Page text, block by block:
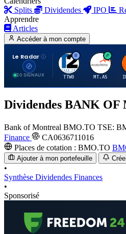
Splits
Dividendes IPO
Apprendre
Articles
Accéder à mon compte
Le Radar
20 SIGNAUX
T
TTWO
A
MT.AS
Dividendes BANK OF
Bank of Montreal BMO.TO TSE:
Finance
CA0636711016
Places de cotation : BMO.TO
Ajouter à mon portefeuille
•
Synthèse Dividendes Finances
•
Sponsorisé